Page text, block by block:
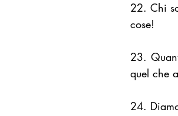
22. Chi
cose!
23.
quel che
24.